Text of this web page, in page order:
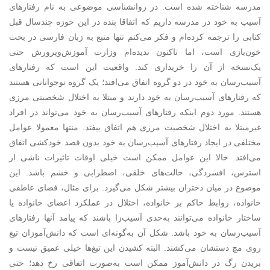
مدرسه شناخته شده است. در روانشناسی موضوعی به نام رفتارهای
آسیب به خود در مدرسه داریم که اتفاقا بنده در این حوزه چندسال قبل
کتابی را ترجمه کرده‌ام و فکر می‌کنم تنها منبع به زبان فارسی در بحث
خون‌بازی است، اما تاکنون ندیده‌ام وزارت آموزش‌وپرورش حتی
یک‌نسخه از آن را خریداری کند. واقعیت این است که رفتارهای
آسیب‌رسان به خود در دو گروه اتفاق می‌افتد؛ یک گروه نوجوانانی هستند
که رفتارهای آسیب‌رسان به خود دارند و مبتلا به اختلال شخصیتی مرزی
هستند. مورد دوم اینکه رفتارهای آسیب‌رسان به خود می‌تواند در افراد
غیرمبتلا به اختلال شخصیت مرزی هم اتفاق بیفتد. منتها معمولا عوامل
مختلفی در ایجاد رفتارهای آسیب‌رسان به خود بدون قصد خودکشی اتفاق
می‌افتد. حالا این عوامل ممکن است خیلی اوقات تاثیرات ناشی از
استرس، افسردگی، حالت‌های خلقی، اضطرابی و خشم باشد. این
موضوع در میان دختران بیشتر شکل می‌گیرد. برای مثال، فضای عاطفی
خانواده، روابط حاکم بر خانواده، اختلال در عملکرد اعضای خانواده یا
ساختار خانواده می‌توانند به‌حدی آسیب‌زا باشند که پیامد آنها رفتارهای
آسیب‌رسان به خود باشد. شکل آن به‌گونه‌ای است که دانش‌آموزان تیغ
روی مچ دستشان می‌کشند. البته کشیدن این تیغ‌ها خیلی عمیق نیست و
بریدن رگ در دانش‌آموز ممکن است به‌صورت اتفاقی رخ دهد؛ حتی